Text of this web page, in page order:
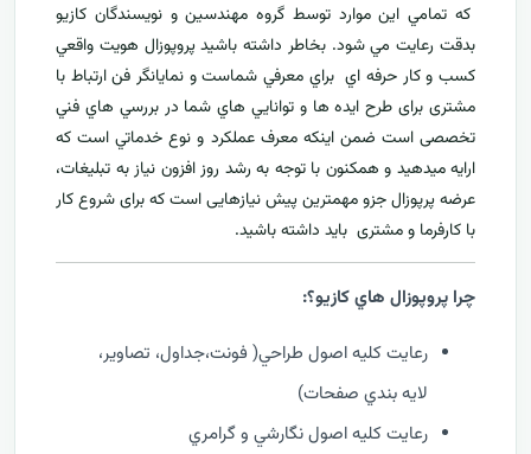
که تمامي اين موارد توسط گروه مهندسين و نويسندگان کازيو
بدقت رعايت مي شود. بخاطر داشته باشيد پروپوزال هويت واقعي
کسب و کار حرفه اي براي معرفيشماست و نمایانگر فن ارتباط با
مشتری برای طرح ايده ها و توانايي هاي شما در بررسي هاي فني
تخصصی است ضمن اینکه معرف عملکرد و نوع خدماتي است که
ارايه ميدهید و همکنون با توجه به رشد روز افزون نياز به تبليغات،
عرضه پرپوزال جزو مهمترين پیش نیازهایی است که برای شروع کار
با کارفرما و مشتری بايد داشته باشيد.
چرا پروپوزال هاي کازيو؟:
رعايت کليه اصول طراحي( فونت،جداول، تصاوير،
لايه بندي صفحات)
رعايت کليه اصول نگارشي و گرامري